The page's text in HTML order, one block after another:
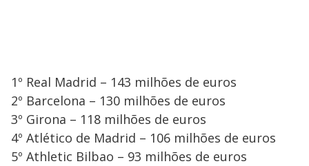
1º Real Madrid – 143 milhões de euros
2º Barcelona – 130 milhões de euros
3º Girona – 118 milhões de euros
4º Atlético de Madrid – 106 milhões de euros
5º Athletic Bilbao – 93 milhões de euros